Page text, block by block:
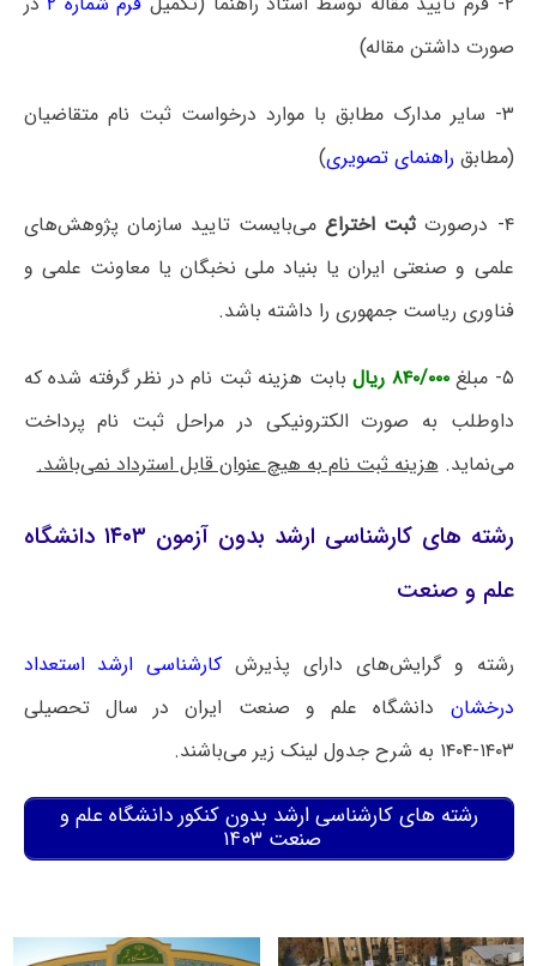
صورت داشتن مقاله)
۳- سایر مدارک مطابق با موارد درخواست ثبت نام متقاضیان
(مطابق راهنمای تصویری)
۴- درصورت ثبت اختراعمی‌بایست تایید سازمان پژوهش‌های
علمی و صنعتی ایران یا بنیاد ملی نخبگان یا معاونت علمی و
فناوری ریاست جمهوری را داشته باشد.
۵- مبلغ ۸۴۰/۰۰۰ ریال
بابت هزینه ثبت نام در نظر گرفته شده که
داوطلب به صورت الکترونیکی در مراحل ثبت نام پرداخت
می‌نماید.هزینه ثبت نام به هیچ عنوان قابل استرداد نمی‌باشد.
رشته های کارشناسی ارشد بدون آزمون ۱۴۰۳ دانشگاه
علم و صنعت
رشته و گرایش‌های دارای پذیرش کارشناسی ارشد استعداد
درخشان دانشگاه علم و صنعت ایران در سال تحصیلی
۱۴۰۳-۱۴۰۴ به شرح جدول لینک زیر می‌باشند.
رشته های کارشناسی ارشد بدون کنکور دانشگاه علم و
صنعت ۱۴۰۳